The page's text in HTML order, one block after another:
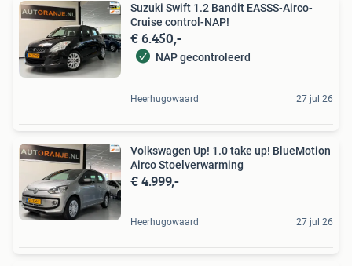
Suzuki Swift 1.2 Bandit EASSS-Airco-
Cruise control-NAP!
€ 6.450,-
NAP gecontroleerd
Heerhugowaard 27 jul 26
Volkswagen Up! 1.0 take up! BlueMotion
Airco Stoelverwarming
€ 4.999,-
Heerhugowaard 27 jul 26